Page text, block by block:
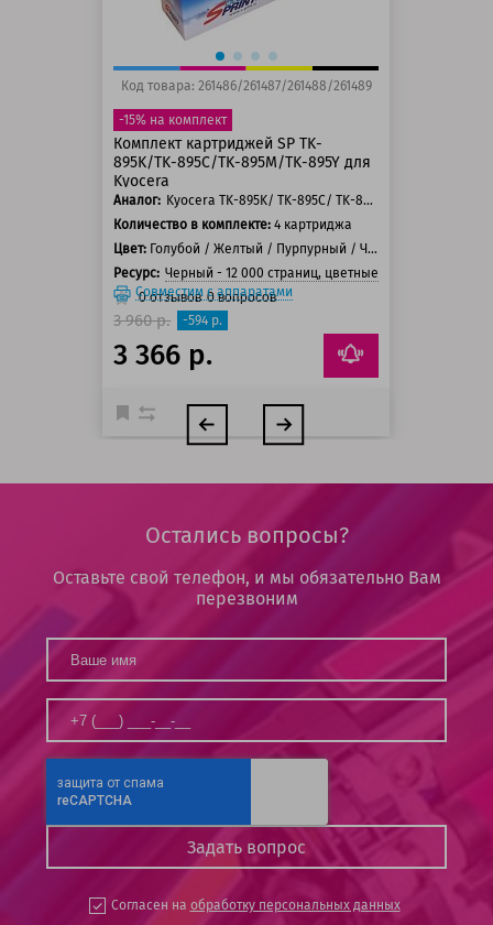
Код товара: 261486/261487/261488/261489
-15% на комплект
Комплект картриджей SP TK-
895K/TK-895C/TK-895M/TK-895Y для
Kyocera
Аналог:
Kyocera TK-895K/ TK-895C/ TK-895M/ TK-895Y
Количество в комплекте: 4 картриджа
Цвет: Голубой / Желтый / Пурпурный / Черный
Ресурс: Черный - 12 000 страниц, цветные - 6 000 страниц
0отзывов 0вопросов
Совместим с аппаратами
3 960 р. -594 р.
3 366 р.
Остались вопросы?
Оставьте свой телефон, и мы обязательно Вам
перезвоним
Согласен на обработку персональных данных